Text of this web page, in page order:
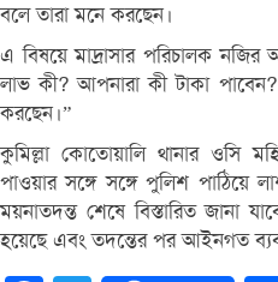
বলে তারা মনে করছেন।
এ বিষয়ে মাদ্রাসার পরিচালক
লাভ কী? আপনারা কী টাকা পাবেন?
করছেন।”
কুমিল্লা কোতোয়ালি থানার ওসি
পাওয়ার সঙ্গে সঙ্গে পুলিশ পাঠিয়ে
ময়নাতদন্ত শেষে বিস্তারিত জানা
হয়েছে এবং তদন্তের পর আইনগত